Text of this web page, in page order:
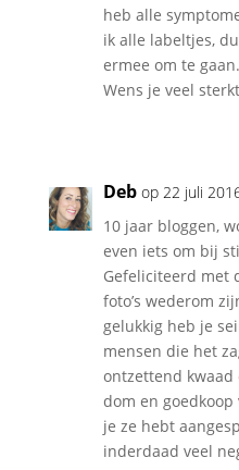
heb alle
ik alle labeltjes,
ermee om te gaan.
Wens je veel
Deb op 22 juli
10 jaar bloggen,
even iets om bij
Gefeliciteerd met
foto’s wederom
gelukkig heb je
mensen die het
ontzettend kwaad
dom en
je ze hebt
inderdaad veel